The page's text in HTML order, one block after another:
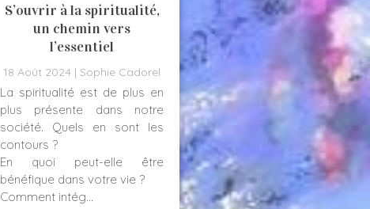
S’ouvrir à la spiritualité,
un chemin vers
l’essentiel
18 Août 2024 Sophie Cadorel
La spiritualité est de plus en
plus présente dans notre
société. Quels en sont les
contours ?
En quoi peut-elle être
bénéfique dans votre vie ?
Comment intég...